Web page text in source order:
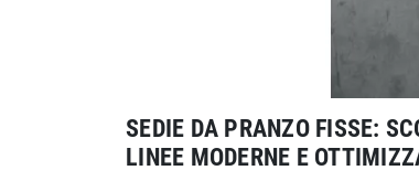
SEDIE DA PRANZO FISSE:
LINEE MODERNE E